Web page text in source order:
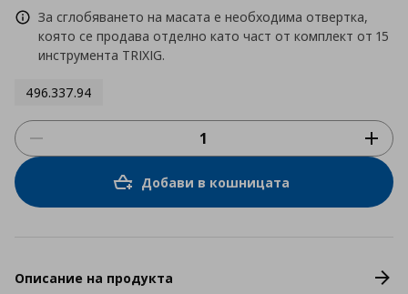
За сглобяването на масата е необходима отвертка,
която се продава отделно като част от комплект от 15
инструмента TRIXIG.
496.337.94
Добави в кошницата
Описание на продукта